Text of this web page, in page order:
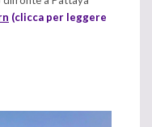
(clicca per leggere